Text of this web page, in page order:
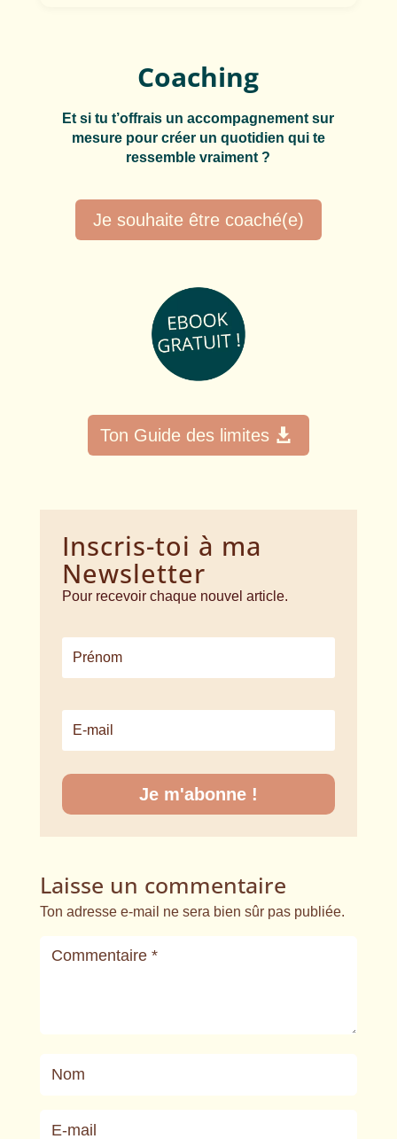
Coaching
Et si tu t’offrais un accompagnement sur
mesure pour créer un quotidien qui te
ressemble vraiment ?
Je souhaite être coaché(e)
Ton Guide des limites
Inscris-toi à ma
Newsletter
Pour recevoir chaque nouvel article.
Je m'abonne !
Laisse un commentaire
Ton adresse e-mail ne sera bien sûr pas publiée.